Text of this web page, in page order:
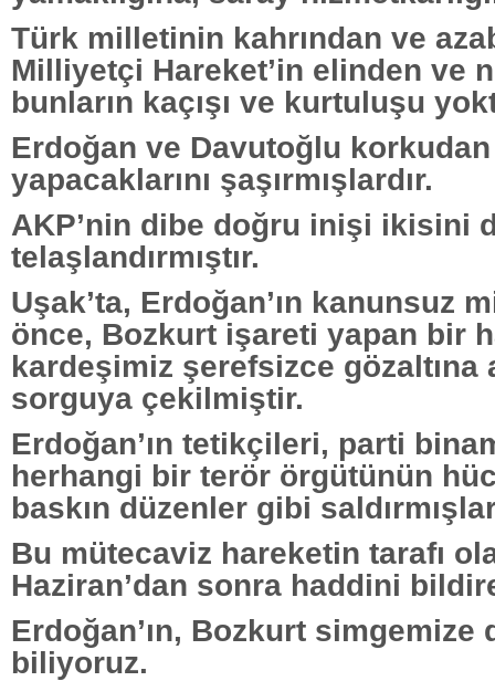
Türk milletinin kahrından ve
Milliyetçi Hareket’in elinden ve
bunların kaçışı ve kurtuluşu
Erdoğan ve Davutoğlu
yapacaklarını şaşırmışlardır.
AKP’nin dibe doğru inişi ikisini
telaşlandırmıştır.
Uşak’ta, Erdoğan’ın kanunsuz
önce, Bozkurt işareti yapan bir
kardeşimiz şerefsizce gözaltına
sorguya çekilmiştir.
Erdoğan’ın tetikçileri, parti
herhangi bir terör örgütünün
baskın düzenler gibi
Bu mütecaviz hareketin tarafı
Haziran’dan sonra haddini
Erdoğan’ın, Bozkurt simgemize
biliyoruz.